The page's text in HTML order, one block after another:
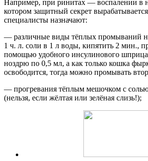
Например, при ринитах — воспалении в
котором защитный секрет
специалисты назначают:
— различные виды тёплых промываний
1 ч. л. соли в 1 л воды, кипятить 2 мин.,
помощью удобного инсулинового шприца
ноздрю по 0,5 мл, а как только кошка
освободится, тогда можно промывать
— прогревания тёплым мешочком с
(нельзя, если жёлтая или зелёная слизь!);